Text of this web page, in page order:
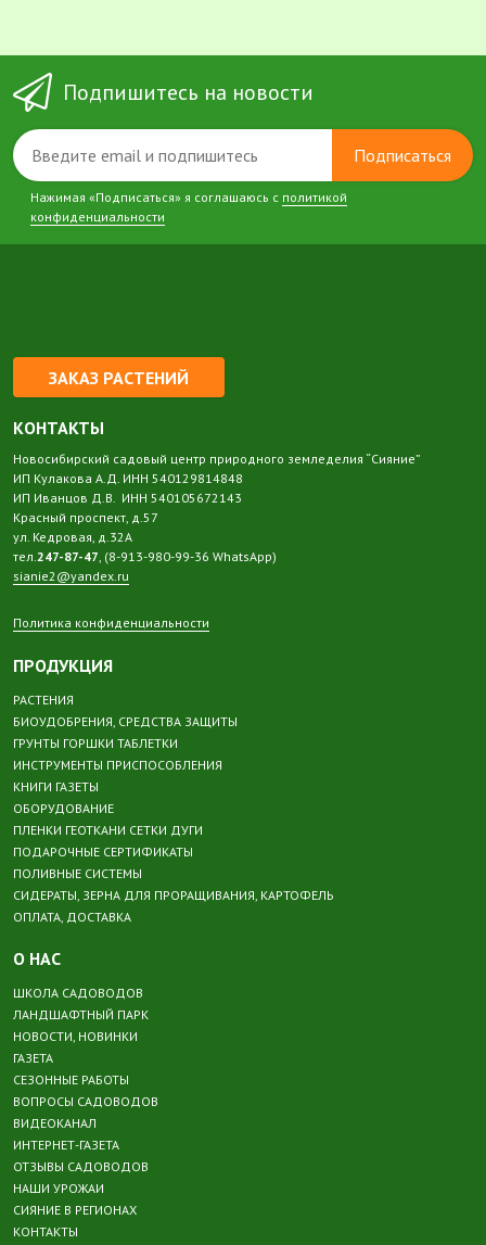
Подпишитесь на новости
Подписаться
Нажимая «Подписаться» я соглашаюсь с политикой
конфиденциальности
ЗАКАЗ РАСТЕНИЙ
КОНТАКТЫ
Новосибирский садовый центр природного земледелия “Сияние”
ИП Кулакова А.Д. ИНН 540129814848
ИП Иванцов Д.В. ИНН 540105672143
Красный проспект, д.57
ул. Кедровая, д.32А
тел.247-87-47, (8-913-980-99-36 WhatsApp)
sianie2@yandex.ru
Политика конфиденциальности
ПРОДУКЦИЯ
РАСТЕНИЯ
БИОУДОБРЕНИЯ, СРЕДСТВА ЗАЩИТЫ
ГРУНТЫ ГОРШКИ ТАБЛЕТКИ
ИНСТРУМЕНТЫ ПРИСПОСОБЛЕНИЯ
КНИГИ ГАЗЕТЫ
ОБОРУДОВАНИЕ
ПЛЕНКИ ГЕОТКАНИ СЕТКИ ДУГИ
ПОДАРОЧНЫЕ СЕРТИФИКАТЫ
ПОЛИВНЫЕ СИСТЕМЫ
СИДЕРАТЫ, ЗЕРНА ДЛЯ ПРОРАЩИВАНИЯ, КАРТОФЕЛЬ
ОПЛАТА, ДОСТАВКА
О НАС
ШКОЛА САДОВОДОВ
ЛАНДШАФТНЫЙ ПАРК
НОВОСТИ, НОВИНКИ
ГАЗЕТА
СЕЗОННЫЕ РАБОТЫ
ВОПРОСЫ САДОВОДОВ
ВИДЕОКАНАЛ
ИНТЕРНЕТ-ГАЗЕТА
ОТЗЫВЫ САДОВОДОВ
НАШИ УРОЖАИ
СИЯНИЕ В РЕГИОНАХ
КОНТАКТЫ